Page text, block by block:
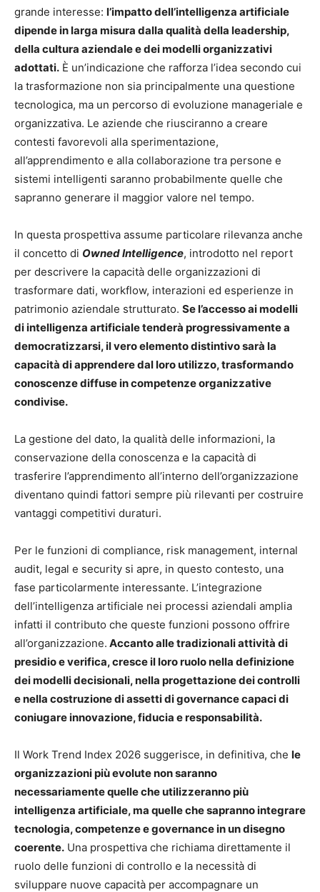
grande interesse: l’impatto dell’intelligenza artificiale
dipende in larga misura dalla qualità della leadership,
della cultura aziendale e dei modelli organizzativi
adottati. È un’indicazione che rafforza l’idea secondo cui
la trasformazione non sia principalmente una questione
tecnologica, ma un percorso di evoluzione manageriale e
organizzativa. Le aziende che riusciranno a creare
contesti favorevoli alla sperimentazione,
all’apprendimento e alla collaborazione tra persone e
sistemi intelligenti saranno probabilmente quelle che
sapranno generare il maggior valore nel tempo.
In questa prospettiva assume particolare rilevanza anche
il concetto di Owned Intelligence, introdotto nel report
per descrivere la capacità delle organizzazioni di
trasformare dati, workflow, interazioni ed esperienze in
patrimonio aziendale strutturato. Se l’accesso ai modelli
di intelligenza artificiale tenderà progressivamente a
democratizzarsi, il vero elemento distintivo sarà la
capacità di apprendere dal loro utilizzo, trasformando
conoscenze diffuse in competenze organizzative
condivise.
La gestione del dato, la qualità delle informazioni, la
conservazione della conoscenza e la capacità di
trasferire l’apprendimento all’interno dell’organizzazione
diventano quindi fattori sempre più rilevanti per costruire
vantaggi competitivi duraturi.
Per le funzioni di compliance, risk management, internal
audit, legal e security si apre, in questo contesto, una
fase particolarmente interessante. L’integrazione
dell’intelligenza artificiale nei processi aziendali amplia
infatti il contributo che queste funzioni possono offrire
all’organizzazione. Accanto alle tradizionali attività di
presidio e verifica, cresce il loro ruolo nella definizione
dei modelli decisionali, nella progettazione dei controlli
e nella costruzione di assetti di governance capaci di
coniugare innovazione, fiducia e responsabilità.
Il Work Trend Index 2026 suggerisce, in definitiva, che le
organizzazioni più evolute non saranno
necessariamente quelle che utilizzeranno più
intelligenza artificiale, ma quelle che sapranno integrare
tecnologia, competenze e governance in un disegno
coerente. Una prospettiva che richiama direttamente il
ruolo delle funzioni di controllo e la necessità di
sviluppare nuove capacità per accompagnare un